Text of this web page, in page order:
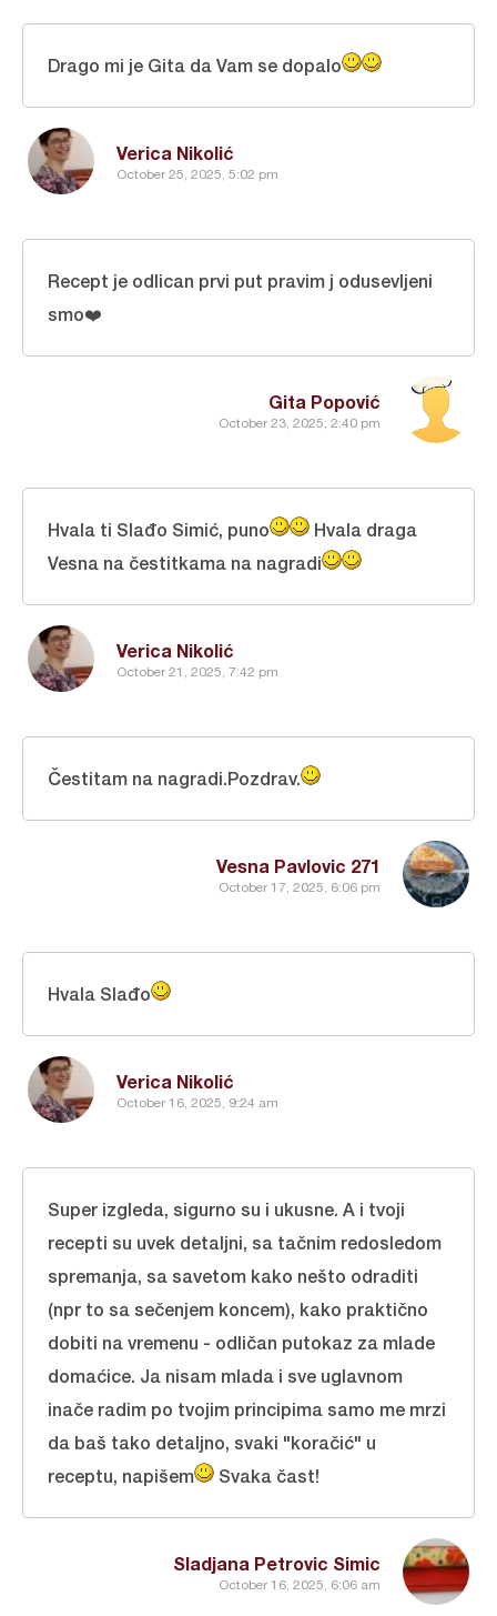
Verica Nikolić
October 25, 2025, 5:02 pm
Drago mi je Gita da Vam se dopalo
Gita Popović
October 23, 2025, 2:40 pm
Recept je odlican prvi put pravim j odusevljeni
smo❤️
Verica Nikolić
October 21, 2025, 7:42 pm
Hvala ti Slađo Simić, puno
Hvala draga
Vesna na čestitkama na nagradi
Vesna Pavlovic 271
October 17, 2025, 6:06 pm
Čestitam na nagradi.Pozdrav.
Verica Nikolić
October 16, 2025, 9:24 am
Hvala Slađo
Sladjana Petrovic Simic
October 16, 2025, 6:06 am
Super izgleda, sigurno su i ukusne. A i tvoji
recepti su uvek detaljni, sa tačnim redosledom
spremanja, sa savetom kako nešto odraditi
(npr to sa sečenjem koncem), kako praktično
dobiti na vremenu - odličan putokaz za mlade
domaćice. Ja nisam mlada i sve uglavnom
inače radim po tvojim principima samo me mrzi
da baš tako detaljno, svaki "koračić" u
receptu, napišem
Svaka čast!